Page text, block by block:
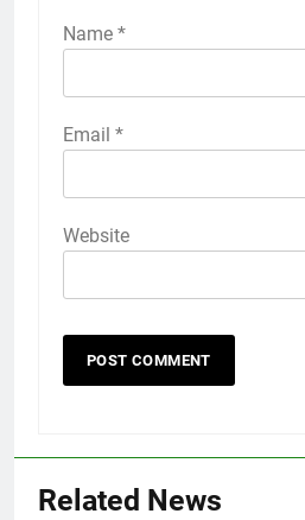
Name *
Email *
Website
Related News